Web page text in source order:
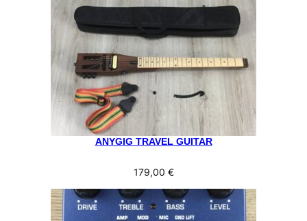
ANYGIG TRAVEL GUITAR
179,00 €